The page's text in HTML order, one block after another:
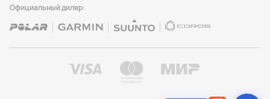
Официальный дилер: